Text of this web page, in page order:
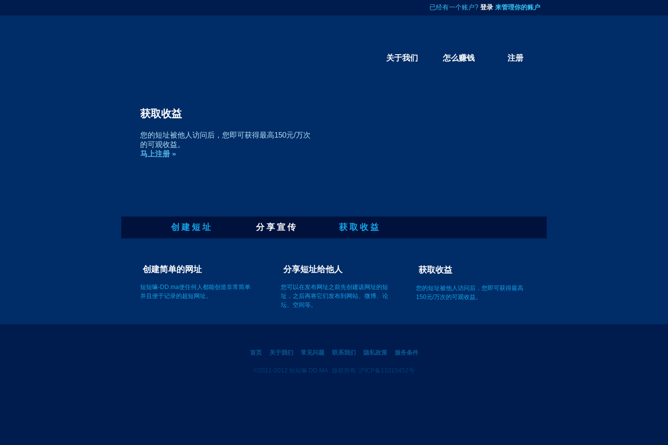
已经有一个账户? 登录 来管理你的账户
关于我们 怎么赚钱 注册
获取收益
您的短址被他人访问后，您即可获得最高150元/万次
的可观收益。
马上注册 »
创 建 短 址 分 享 宣 传 获 取 收 益
创建简单的网址
短短嘛-DD.ma使任何人都能创造非常简单
并且便于记录的超短网址。
分享短址给他人
您可以在发布网址之前先创建该网址的短
获取收益
您的短址被他人访问后，您即可获得最高
150元/万次的可观收益。
首页 关于我们 常见问题 联系我们 隐私政策 服务条件